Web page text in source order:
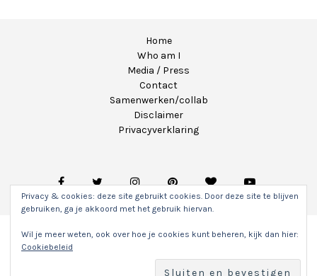
Home
Who am I
Media / Press
Contact
Samenwerken/collab
Disclaimer
Privacyverklaring
Copyright 2020 - Unicorns & Fairytales. Alle rechten
voorbehouden.
Privacy & cookies: deze site gebruikt cookies. Door deze site te blijven
gebruiken, ga je akkoord met het gebruik hiervan.
Wil je meer weten, ook over hoe je cookies kunt beheren, kijk dan hier:
Cookiebeleid